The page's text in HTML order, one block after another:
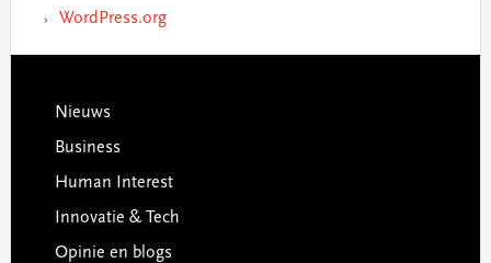
WordPress.org
Footer
Nieuws
Business
Human Interest
Innovatie & Tech
Opinie en blogs